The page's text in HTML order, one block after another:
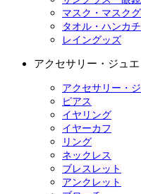
マスク・マスク
タオル・ハンカチ
レイングッズ
アクセサリー・ジュ
アクセサリー・
ピアス
イヤリング
イヤーカフ
リング
ネックレス
ブレスレット
アンクレット